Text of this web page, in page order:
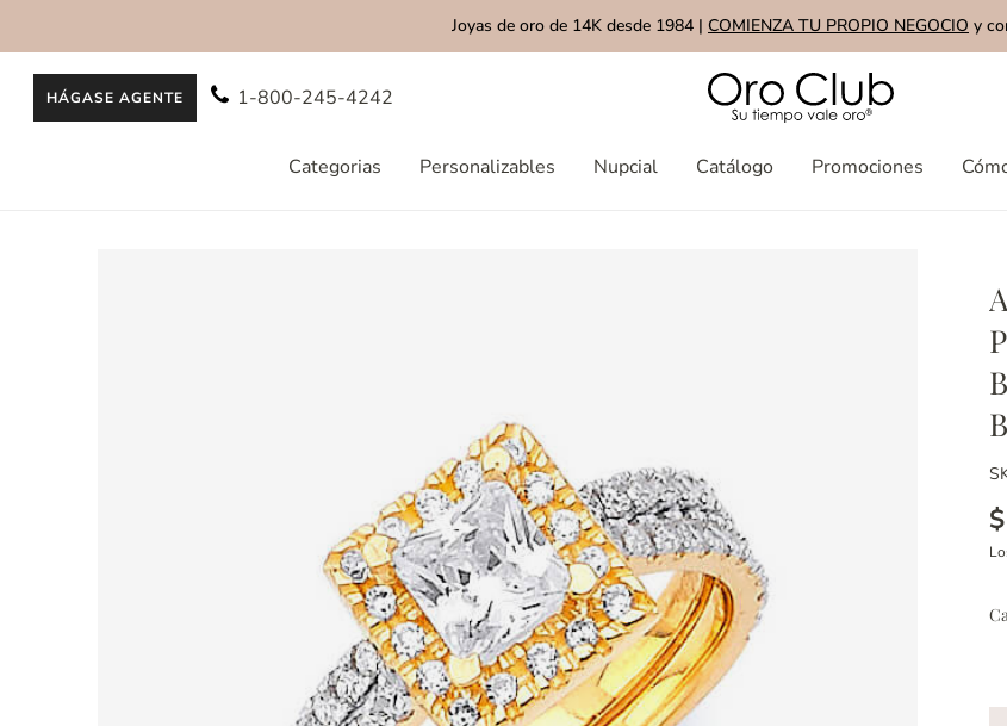
Joyas de oro de 14K desde 1984 | COMIENZA TU PROPIO NEGOCIO y
Categorias Personalizables Nupcial Catálogo Promociones
HÁGASE AGENTE 1-800-245-4242